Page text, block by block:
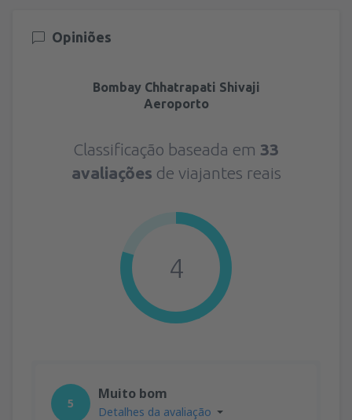
Opiniões
Bombay Chhatrapati Shivaji
Aeroporto
Classificação baseada em 33
avaliações de viajantes reais
4
5
Muito bom
Detalhes da avaliação